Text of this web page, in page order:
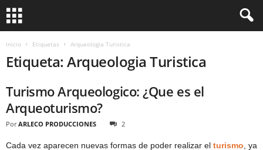
Inicio Etiquetas Arqueologia Turistica
Etiqueta: Arqueologia Turistica
Turismo Arqueologico: ¿Que es el
Arqueoturismo?
Por ARLECO PRODUCCIONES 2
Cada vez aparecen nuevas formas de poder realizar el turismo , ya